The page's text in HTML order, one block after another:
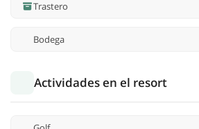
Trastero
Bodega
Actividades en el resort